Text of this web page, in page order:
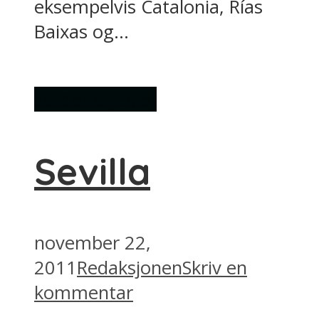
eksempelvis Catalonia, Rías
Baixas og...
Sevilla
november 22,
2011 RedaksjonenSkriv en
kommentar